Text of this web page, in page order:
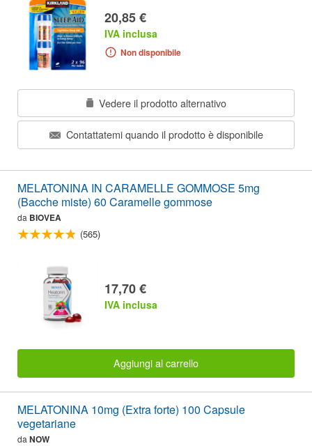
20,85 €
IVA inclusa
Non disponibile
Vedere il prodotto alternativo
Contattatemi quando il prodotto è disponibile
MELATONINA IN CARAMELLE GOMMOSE 5mg
(Bacche miste) 60 Caramelle gommose
da BIOVEA
(565)
17,70 €
IVA inclusa
Aggiungi al carrello
MELATONINA 10mg (Extra forte) 100 Capsule
vegetariane
da NOW